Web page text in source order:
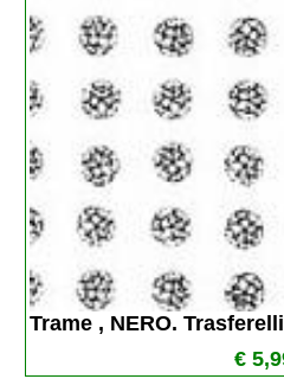
Trame , NERO.
€